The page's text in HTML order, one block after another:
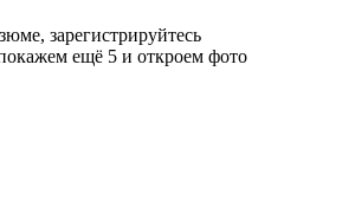
зарегистрируйтесь
ещё 5 и откроем фото